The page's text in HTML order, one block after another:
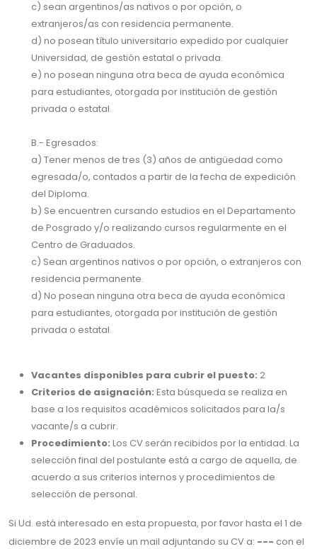
c) sean argentinos/as nativos o por opción, o
extranjeros/as con residencia permanente.
d) no posean título universitario expedido por cualquier
Universidad, de gestión estatal o privada.
e) no posean ninguna otra beca de ayuda económica
para estudiantes, otorgada por institución de gestión
privada o estatal.
B.- Egresados:
a) Tener menos de tres (3) años de antigüedad como
egresada/o, contados a partir de la fecha de expedición
del Diploma.
b) Se encuentren cursando estudios en el Departamento
de Posgrado y/o realizando cursos regularmente en el
Centro de Graduados.
c) Sean argentinos nativos o por opción, o extranjeros con
residencia permanente.
d) No posean ninguna otra beca de ayuda económica
para estudiantes, otorgada por institución de gestión
privada o estatal.
Vacantes disponibles para cubrir el puesto: 2
Criterios de asignación: Esta búsqueda se realiza en
base a los requisitos académicos solicitados para la/s
vacante/s a cubrir.
Procedimiento: Los CV serán recibidos por la entidad. La
selección final del postulante está a cargo de aquella, de
acuerdo a sus criterios internos y procedimientos de
selección de personal.
Si Ud. está interesado en esta propuesta, por favor hasta el 1 de
diciembre de 2023 envíe un mail adjuntando su CV a: --- con el